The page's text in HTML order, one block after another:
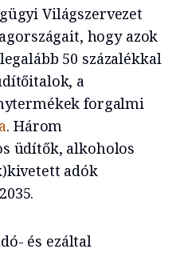
Világszervezet
hogy azok
50 százalékkal
a
forgalmi
. Három
üdítők, alkoholos
adók
és ezáltal